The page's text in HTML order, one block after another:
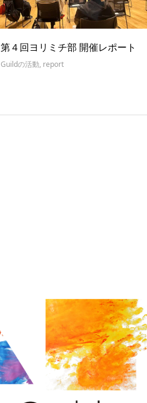
第４回ヨリミチ部 開催レポート
Guildの活動, report